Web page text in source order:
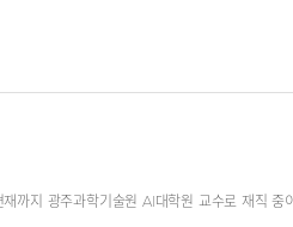
지 광주과학기술원 AI대학원 교수로 재직